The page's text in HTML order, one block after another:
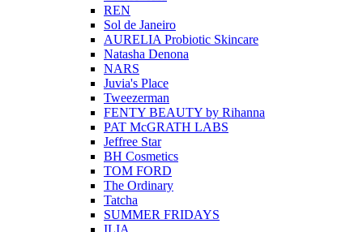
REN
Sol de Janeiro
AURELIA Probiotic Skincare
Natasha Denona
NARS
Juvia's Place
Tweezerman
FENTY BEAUTY by Rihanna
PAT McGRATH LABS
Jeffree Star
BH Cosmetics
TOM FORD
The Ordinary
Tatcha
SUMMER FRIDAYS
ILIA